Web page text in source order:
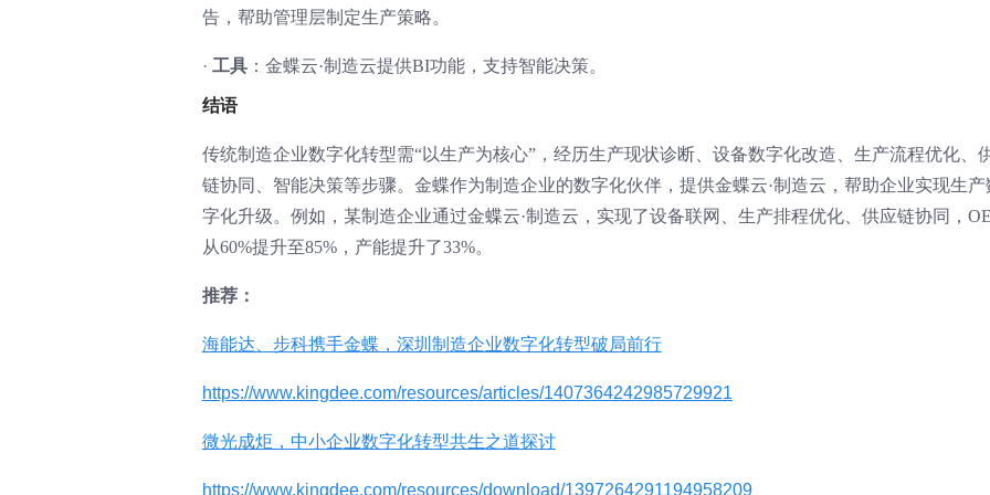
告，帮助管理层制定生产策略。
· 工具：金蝶云·制造云提供BI功能，支持智能决策。
结语
传统制造企业数字化转型需“以生产为核心”，经历生产现状诊断、设备数字化改造、生产流程优化、
链协同、智能决策等步骤。金蝶作为制造企业的数字化伙伴，提供金蝶云·制造云，帮助企业实现生产
字化升级。例如，某制造企业通过金蝶云·制造云，实现了设备联网、生产排程优化、供应链协同，
从60%提升至85%，产能提升了33%。
推荐：
海能达、步科携手金蝶，深圳制造企业数字化转型破局前行
https://www.kingdee.com/resources/articles/1407364242985729921
微光成炬，中小企业数字化转型共生之道探讨
https://www.kingdee.com/resources/download/1397264291194958209